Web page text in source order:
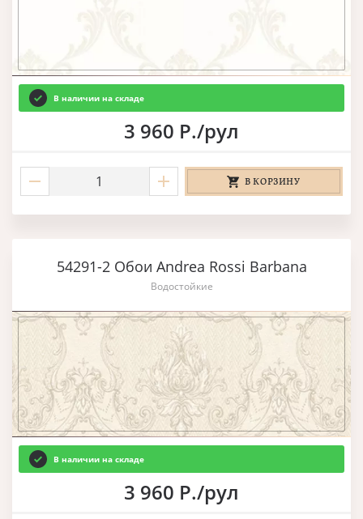
В наличии на складе
3 960 Р./рул
В КОРЗИНУ
54291-2 Обои Andrea Rossi Barbana
Водостойкие
В наличии на складе
3 960 Р./рул